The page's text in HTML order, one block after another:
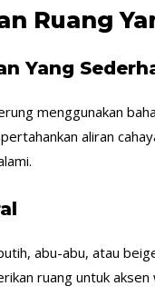
Ruang
Yang
menggunakan
aliran
abu-abu, atau
ruang untuk